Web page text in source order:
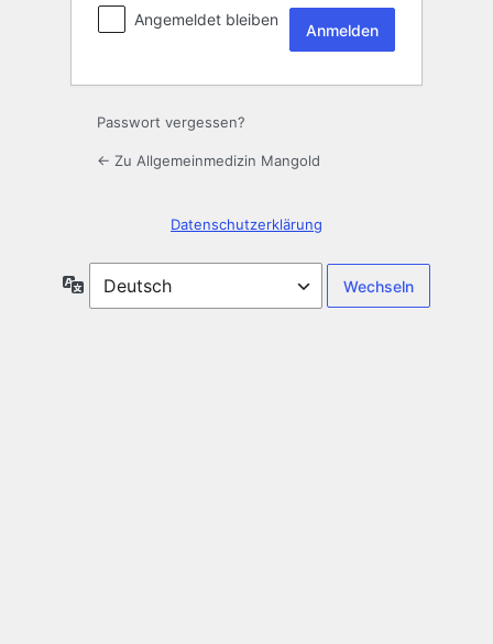
Angemeldet bleiben
Passwort vergessen?
← Zu Allgemeinmedizin Mangold
Datenschutzerklärung
Sprache